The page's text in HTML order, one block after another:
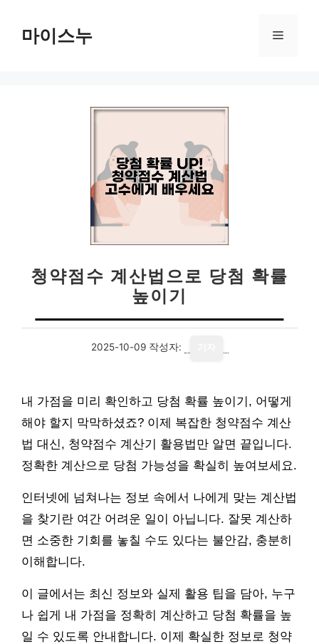
마이스누 메
청약점수 계산법으로 당첨 확률
높이기
2025-10-09 작성자:
내 가점을 미리 확인하고 당첨 확률 높이기, 어떻게
해야 할지 막막하셨죠? 이제 복잡한 청약점수 계산
법 대신, 청약점수 계산기 활용법만 알면 끝입니다.
정확한 계산으로 당첨 가능성을 확실히 높여보세요.
인터넷에 넘쳐나는 정보 속에서 나에게 맞는 계산법
을 찾기란 여간 어려운 일이 아닙니다. 잘못 계산하
면 소중한 기회를 놓칠 수도 있다는 불안감, 충분히
이해합니다.
이 글에서는 최신 정보와 실제 활용 팁을 담아, 누구
나 쉽게 내 가점을 정확히 계산하고 당첨 확률을 높
일 수 있도록 안내합니다. 이제 확실한 정보로 청약